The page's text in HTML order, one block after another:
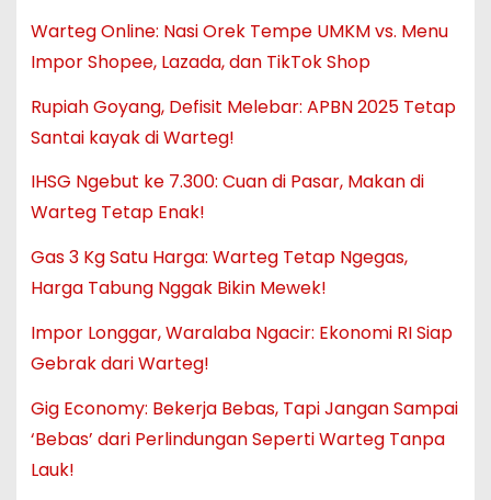
Warteg Online: Nasi Orek Tempe UMKM vs. Menu
Impor Shopee, Lazada, dan TikTok Shop
Rupiah Goyang, Defisit Melebar: APBN 2025 Tetap
Santai kayak di Warteg!
IHSG Ngebut ke 7.300: Cuan di Pasar, Makan di
Warteg Tetap Enak!
Gas 3 Kg Satu Harga: Warteg Tetap Ngegas,
Harga Tabung Nggak Bikin Mewek!
Impor Longgar, Waralaba Ngacir: Ekonomi RI Siap
Gebrak dari Warteg!
Gig Economy: Bekerja Bebas, Tapi Jangan Sampai
‘Bebas’ dari Perlindungan Seperti Warteg Tanpa
Lauk!